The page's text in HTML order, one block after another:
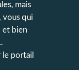
mais
vous qui
et bien
portail